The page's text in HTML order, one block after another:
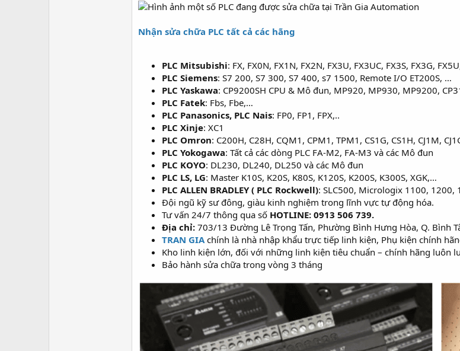
Nhận sửa chữa PLC tất cả các hãng
PLC Mitsubishi: FX, FX0N, FX1N, FX2N, FX3U, FX3UC, FX3S, FX3G,
PLC Siemens: S7 200, S7 300, S7 400, s7 1500, Remote I/O ET200S, …
PLC Yaskawa: CP9200SH CPU & Mô đun, MP920, MP930, MP9200,
PLC Fatek: Fbs, Fbe,…
PLC Panasonics, PLC Nais: FP0, FP1, FPX,..
PLC Xinje: XC1
PLC Omron: C200H, C28H, CQM1, CPM1, TPM1, CS1G, CS1H, CJ1M,
PLC Yokogawa: Tất cả các dòng PLC FA-M2, FA-M3 và các Mô đun
PLC KOYO: DL230, DL240, DL250 và các Mô đun
PLC LS, LG: Master K10S, K20S, K80S, K120S, K200S, K300S, XGK,…
PLC ALLEN BRADLEY ( PLC Rockwell): SLC500, Micrologix 1100, 1200,
Đội ngũ kỹ sư đông, giàu kinh nghiệm trong lĩnh vực tự động hóa.
Tư vấn 24/7 thông qua số HOTLINE: 0913 506 739.
Địa chỉ: 703/13 Đường Lê Trọng Tấn, Phường Bình Hưng Hòa, Q. Bình
TRAN GIAchính là nhà nhập khẩu trực tiếp linh kiện, Phụ kiện chính
Kho linh kiện lớn, đối với những linh kiện tiêu chuẩn – chính hãng luôn
Bảo hành sửa chữa trong vòng 3 tháng